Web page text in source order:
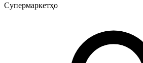
Супермаркетҳо